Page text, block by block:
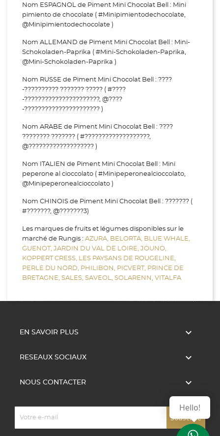
Nom ESPAGNOL de Piment Mini Chocolat Bell : Mini
pimiento de chocolate ( #Minipimientodechocolate,
@Minipimientodechocolate )
Nom ALLEMAND de Piment Mini Chocolat Bell : Mini-
Schokoladen-Paprika ( #Mini-Schokoladen-Paprika,
@Mini-Schokoladen-Paprika )
Nom RUSSE de Piment Mini Chocolat Bell : ????
-?????????? ??????? ????? ( #????
-??????????????????????, @????
-?????????????????????? )
Nom ARABE de Piment Mini Chocolat Bell : ????
???????? ??????? ( #???????????????????,
@??????????????????? )
Nom ITALIEN de Piment Mini Chocolat Bell : Mini
peperone al cioccolato ( #Minipeperonealcioccolato,
@Minipeperonealcioccolato )
Nom CHINOIS de Piment Mini Chocolat Bell : ??????? (
#???????, @???????3)
Les marques de fruits et légumes disponibles sur le
marché de Rungis : AZURA, BELORTA, BLUE WHALE,
GUENOT, JARDIN DU VAL DE LOIRE, JOUNO,
KOPPERT CRESS, LES PAYSANS DE ROUGELINE,
PERLE DU NORD, PHILIBON, PICVERT, PRINCE DE
BRETAGNE, SALES, SAVEOL, SOLARENN, VITALFA
EN SAVOIR PLUS 
RESEAUX SOCIAUX 
NOUS CONTACTER 
Hello!